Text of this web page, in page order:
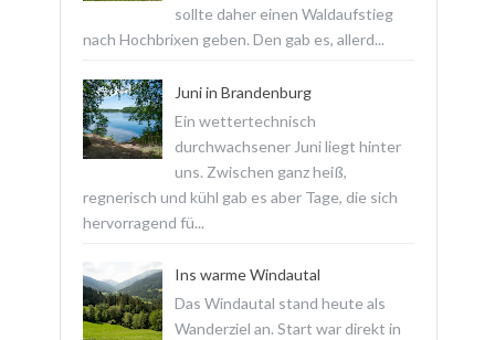
sollte daher einen Waldaufstieg
nach Hochbrixen geben. Den gab es, allerd...
Juni in Brandenburg
Ein wettertechnisch
durchwachsener Juni liegt hinter
uns. Zwischen ganz heiß,
regnerisch und kühl gab es aber Tage, die sich
hervorragend fü...
Ins warme Windautal
Das Windautal stand heute als
Wanderziel an. Start war direkt in